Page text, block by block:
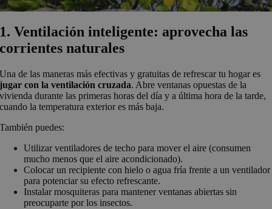
1. Ventilación inteligente: aprovecha las
corrientes naturales
Una de las maneras más efectivas y gratuitas de refrescar tu hogar es
jugar con la ventilación cruzada. Abre ventanas opuestas de la
vivienda durante las primeras horas del día y a última hora de la tarde,
cuando la temperatura exterior es más baja.
También puedes:
Utilizar ventiladores de techo para mover el aire (consumen
mucho menos que el aire acondicionado).
Colocar un recipiente con hielo o agua fría frente a un ventilador
para potenciar su efecto refrescante.
Instalar mosquiteras para mantener ventanas abiertas sin
preocuparte por los insectos.